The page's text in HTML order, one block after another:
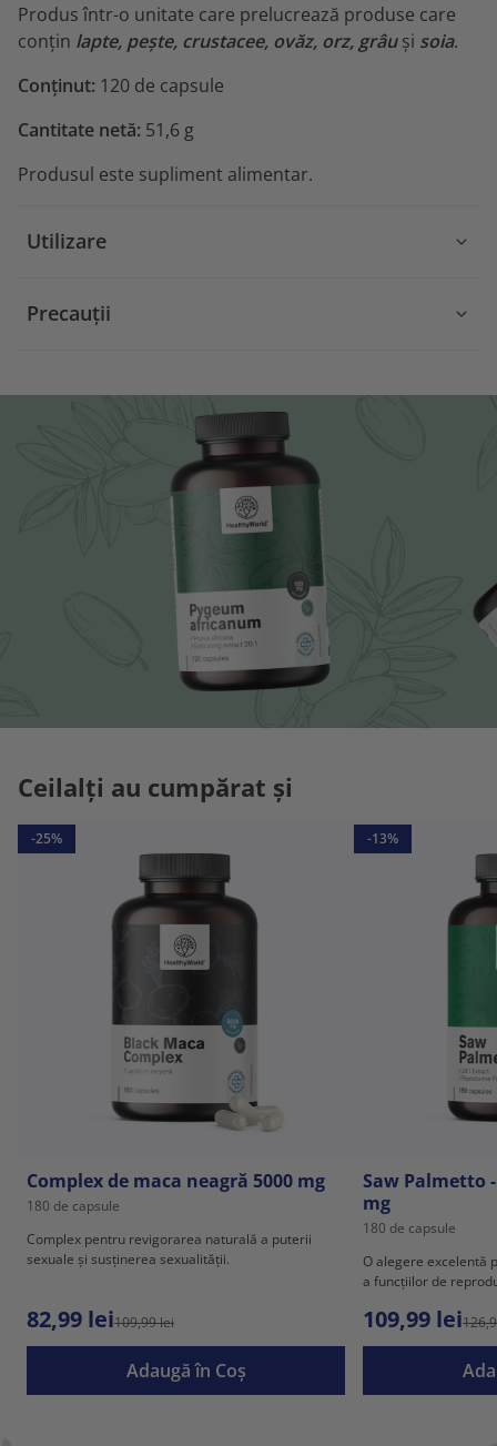
Produs într-o unitate care prelucrează produse care
conțin lapte, pește, crustacee, ovăz, orz, grâuși soia.
Conținut: 120 de capsule
Cantitate netă: 51,6 g
Produsul este supliment alimentar.
Utilizare
Precauții
Ceilalți au cumpărat și
-25%
Complex de maca neagră 5000 mg
180 de capsule
Complex pentru revigorarea naturală a puterii
sexuale și susținerea sexualității.
82,99 lei109,99 lei
Adaugă în Coş
-13%
Saw Palmetto
mg
180 de capsule
O alegere excelentă
a funcțiilor de
109,99 lei